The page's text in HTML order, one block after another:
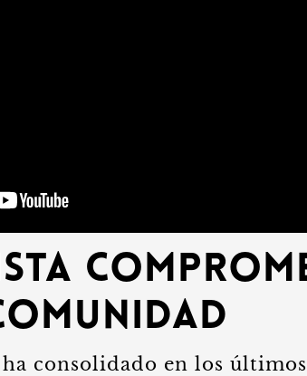
consolidado en los